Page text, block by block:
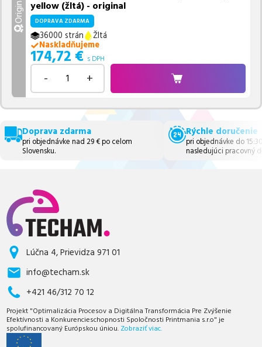
yellow (žltá) - original
DOPRAVA ZDARMA
36000 strán
Žltá
Naskladňujeme
174,72 € s DPH
- +
Doprava zdarma
pri objednávke nad 29 € po celom
Slovensku.
Rýchle doručenie
pri objednávke do
nasledujúci pracovný
Lúčna 4, Prievidza 971 01
info@techam.sk
+421 46/312 70 12
Projekt "Optimalizácia Procesov a Digitálna Transformácia Pre Zvýšenie
Efektívnosti a Konkurencieschopnosti Spoločnosti Printmania s.r.o" je
spolufinancovaný Európskou úniou. Zobraziť viac.